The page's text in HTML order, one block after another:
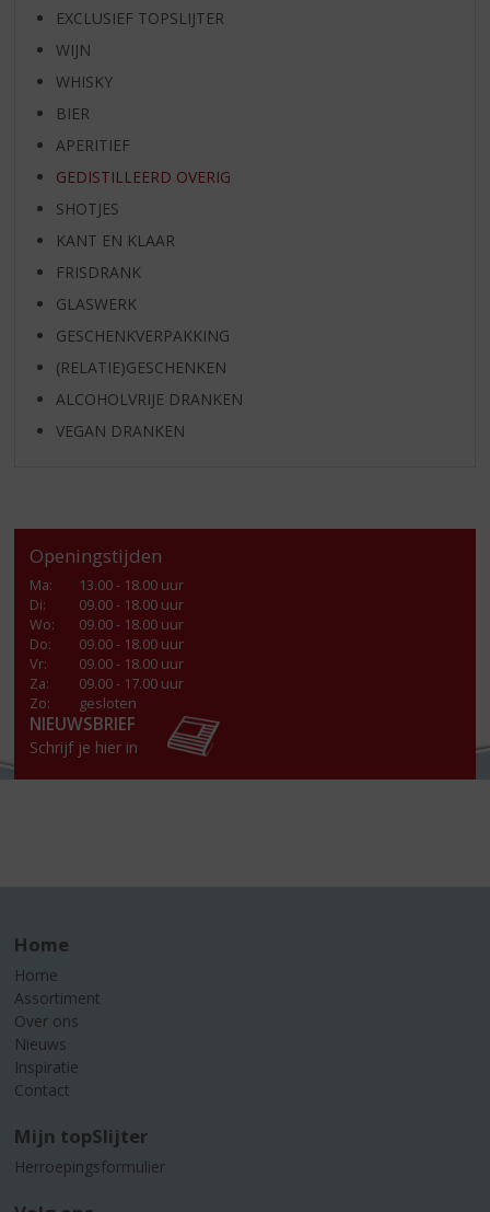
EXCLUSIEF TOPSLIJTER
WIJN
WHISKY
BIER
APERITIEF
GEDISTILLEERD OVERIG
SHOTJES
KANT EN KLAAR
FRISDRANK
GLASWERK
GESCHENKVERPAKKING
(RELATIE)GESCHENKEN
ALCOHOLVRIJE DRANKEN
VEGAN DRANKEN
Openingstijden
Ma:
13.00 - 18.00 uur
Di:
09.00 - 18.00 uur
Wo:
09.00 - 18.00 uur
Do:
09.00 - 18.00 uur
Vr:
09.00 - 18.00 uur
Za:
09.00 - 17.00 uur
Zo:
gesloten
NIEUWSBRIEF
Schrijf je hier in
Home
Home
Assortiment
Over ons
Nieuws
Inspiratie
Contact
Mijn topSlijter
Herroepingsformulier